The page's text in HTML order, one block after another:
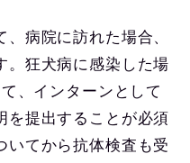
病院に訪れた場合、
。狂犬病に感染した場
、インターンとして
を提出することが必須
いてから抗体検査も受